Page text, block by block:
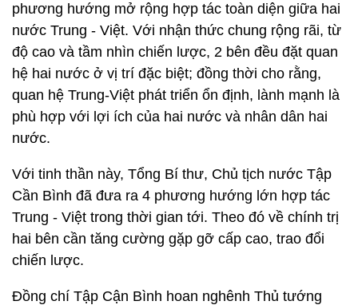
phương hướng mở rộng hợp tác toàn diện giữa hai
nước Trung - Việt. Với nhận thức chung rộng rãi, từ
độ cao và tầm nhìn chiến lược, 2 bên đều đặt quan
hệ hai nước ở vị trí đặc biệt; đồng thời cho rằng,
quan hệ Trung-Việt phát triển ổn định, lành mạnh là
phù hợp với lợi ích của hai nước và nhân dân hai
nước.
Với tinh thần này, Tổng Bí thư, Chủ tịch nước Tập
Cần Bình đã đưa ra 4 phương hướng lớn hợp tác
Trung - Việt trong thời gian tới. Theo đó về chính trị
hai bên cần tăng cường gặp gỡ cấp cao, trao đổi
chiến lược.
Đồng chí Tập Cận Bình hoan nghênh Thủ tướng